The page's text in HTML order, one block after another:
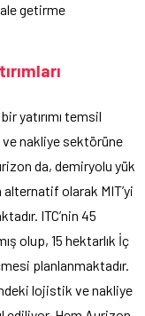
getirme
yatırımı temsil
nakliye sektörüne
da, demiryolu yük
alternatif olarak MIT’yi
ITC’nin 45
olup, 15 hektarlık İç
planlanmaktadır.
lojistik ve nakliye